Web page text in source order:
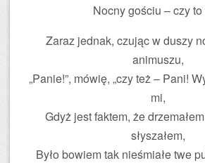
Nocny gościu – czy to
Zaraz jednak, czując w duszy
animuszu,
„Panie!”, mówię, „czy też – Pani!
mi,
Gdyż jest faktem, że
słyszałem,
Było bowiem tak nieśmiałe twe